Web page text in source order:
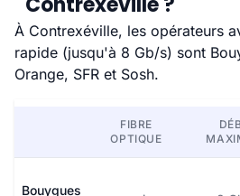
À Contrexéville, les opérateurs
rapide (jusqu'à 8 Gb/s) sont
Orange, SFR et Sosh.
FIBRE
OPTIQUE
Bouygues